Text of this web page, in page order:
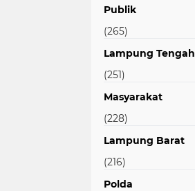
Publik
(265)
Lampung Tengah
(251)
Masyarakat
(228)
Lampung Barat
(216)
Polda